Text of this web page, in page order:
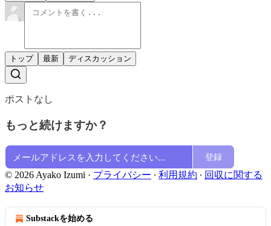
トップ 最新 ディスカッション
ポストなし
もっと続けますか？
登録
© 2026 Ayako Izumi · プライバシー ∙ 利用規約 ∙ 回収に関する
お知らせ
Substackを始める